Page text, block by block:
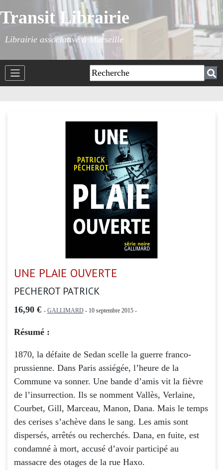
Transit Librairie
Librairie associative à Marseille
UNE PLAIE OUVERTE
PECHEROT PATRICK
16,90 € - GALLIMARD- 10 septembre 2015 -
Résumé :
1870, la défaite de Sedan scelle la guerre franco-
prussienne. Dans Paris assiégée, l’heure de la
Commune va sonner. Une bande d’amis vit la fièvre
de l’insurrection. Ils se nomment Vallès, Verlaine,
Courbet, Gill, Marceau, Manon, Dana. Mais le temps
des cerises s’achève dans le sang. Les amis sont
dispersés, arrêtés ou recherchés. Dana, en fuite, est
condamné à mort, accusé d’avoir participé au
massacre des otages de la rue Haxo.